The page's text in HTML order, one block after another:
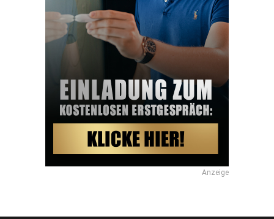
Anzeige